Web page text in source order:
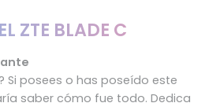
ZTE BLADE C
Si posees o has poseído este
saber cómo fue todo. Dedica